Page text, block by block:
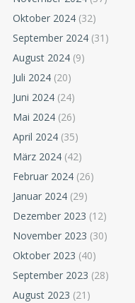
Oktober 2024 (32)
September 2024 (31)
August 2024 (9)
Juli 2024 (20)
Juni 2024 (24)
Mai 2024 (26)
April 2024 (35)
März 2024 (42)
Februar 2024 (26)
Januar 2024 (29)
Dezember 2023 (12)
November 2023 (30)
Oktober 2023 (40)
September 2023 (28)
August 2023 (21)